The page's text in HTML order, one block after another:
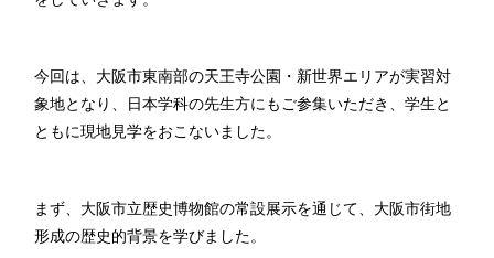
今回は、大阪市東南部の天王寺公園・新世界エリアが実習対
象地となり、日本学科の先生方にもご参集いただき、学生と
ともに現地見学をおこないました。
まず、大阪市立歴史博物館の常設展示を通じて、大阪市街地
形成の歴史的背景を学びました。